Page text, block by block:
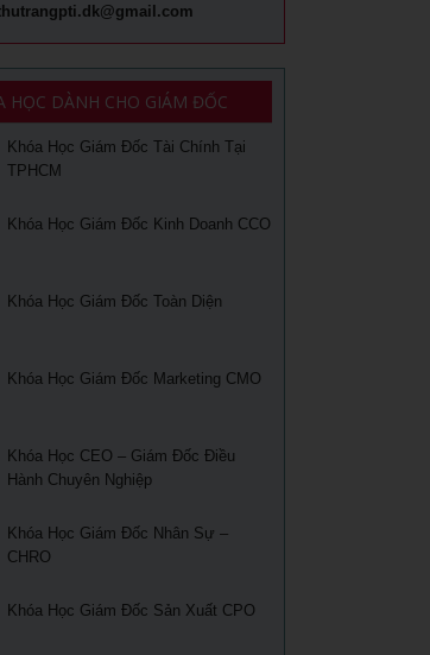
HỌC DÀNH CHO GIÁM ĐỐC
Khóa Học Giám Đốc Tài Chính Tại
TPHCM
Khóa Học Giám Đốc Kinh Doanh CCO
Khóa Học Giám Đốc Toàn Diện
Khóa Học Giám Đốc Marketing CMO
Khóa Học CEO – Giám Đốc Điều
Hành Chuyên Nghiệp
Khóa Học Giám Đốc Nhân Sự –
CHRO
Khóa Học Giám Đốc Sản Xuất CPO